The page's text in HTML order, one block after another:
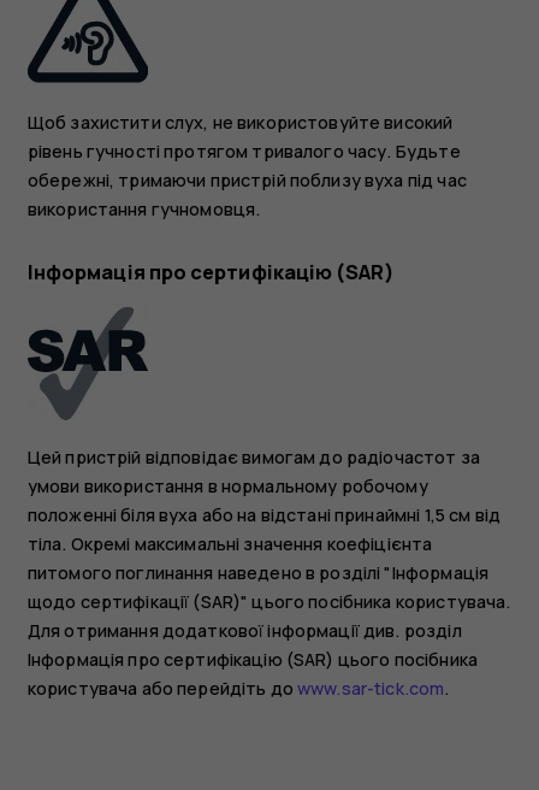
Щоб захистити слух, не використовуйте високий
рівень гучності протягом тривалого часу. Будьте
обережні, тримаючи пристрій поблизу вуха під час
використання гучномовця.
Інформація про сертифікацію (SAR)
Цей пристрій відповідає вимогам до радіочастот за
умови використання в нормальному робочому
положенні біля вуха або на відстані принаймні 1,5 см від
тіла. Окремі максимальні значення коефіцієнта
питомого поглинання наведено в розділі "Інформація
щодо сертифікації (SAR)" цього посібника користувача.
Для отримання додаткової інформації див. розділ
Інформація про сертифікацію (SAR) цього посібника
користувача або перейдіть доwww.sar-tick.com.